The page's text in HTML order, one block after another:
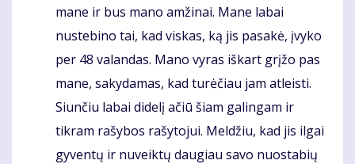
mane ir bus mano amžinai. Mane labai
nustebino tai, kad viskas, ką jis pasakė, įvyko
per 48 valandas. Mano vyras iškart grįžo pas
mane, sakydamas, kad turėčiau jam atleisti.
Siunčiu labai didelį ačiū šiam galingam ir
tikram rašybos rašytojui. Meldžiu, kad jis ilgai
gyventų ir nuveiktų daugiau savo nuostabių